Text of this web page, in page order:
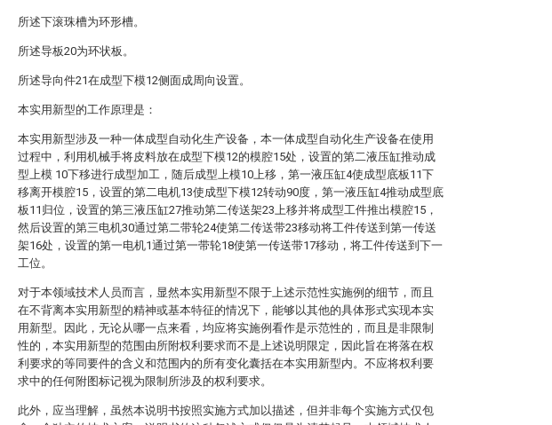
所述下滚珠槽为环形槽。
所述导板20为环状板。
所述导向件21在成型下模12侧面成周向设置。
本实用新型的工作原理是：
本实用新型涉及一种一体成型自动化生产设备，本一体成型自动化生产设备在使用
过程中，利用机械手将皮料放在成型下模12的模腔15处，设置的第二液压缸推动成
型上模 10下移进行成型加工，随后成型上模10上移，第一液压缸4使成型底板11下
移离开模腔15，设置的第二电机13使成型下模12转动90度，第一液压缸4推动成型底
板11归位，设置的第三液压缸27推动第二传送架23上移并将成型工件推出模腔15，
然后设置的第三电机30通过第二带轮24使第二传送带23移动将工件传送到第一传送
架16处，设置的第一电机1通过第一带轮18使第一传送带17移动，将工件传送到下一
工位。
对于本领域技术人员而言，显然本实用新型不限于上述示范性实施例的细节，而且
在不背离本实用新型的精神或基本特征的情况下，能够以其他的具体形式实现本实
用新型。因此，无论从哪一点来看，均应将实施例看作是示范性的，而且是非限制
性的，本实用新型的范围由所附权利要求而不是上述说明限定，因此旨在将落在权
利要求的等同要件的含义和范围内的所有变化囊括在本实用新型内。不应将权利要
求中的任何附图标记视为限制所涉及的权利要求。
此外，应当理解，虽然本说明书按照实施方式加以描述，但并非每个实施方式仅包